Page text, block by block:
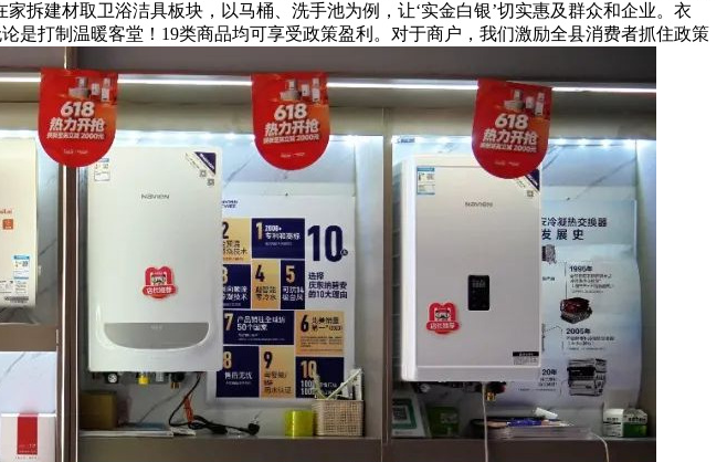
拆建材取卫浴洁具板块，以马桶、洗手池为例，让‘实金白银’切实惠及群众和企业。衣
打制温暖客堂！19类商品均可享受政策盈利。对于商户，我们激励全县消费者抓住政策